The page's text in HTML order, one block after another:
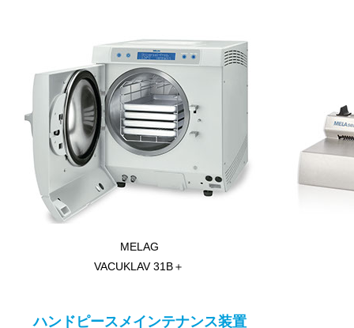
MELAG
VACUKLAV 31B＋
ハンドピースメインテナンス装置